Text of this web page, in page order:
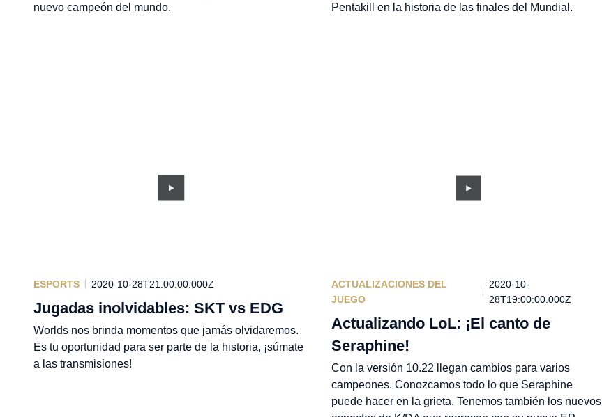
nuevo campeón del mundo.
Pentakill en la historia de las finales del Mundial.
ESPORTS 2020-10-28T21:00:00.000Z
Jugadas inolvidables: SKT vs EDG
Worlds nos brinda momentos que jamás olvidaremos.
Es tu oportunidad para ser parte de la historia, ¡súmate
a las transmisiones!
ACTUALIZACIONES DEL
JUEGO
2020-10-
28T19:00:00.000Z
Actualizando LoL: ¡El canto de
Seraphine!
Con la versión 10.22 llegan cambios para varios
campeones. Conozcamos todo lo que Seraphine
puede hacer en la grieta. Tenemos también los nuevos